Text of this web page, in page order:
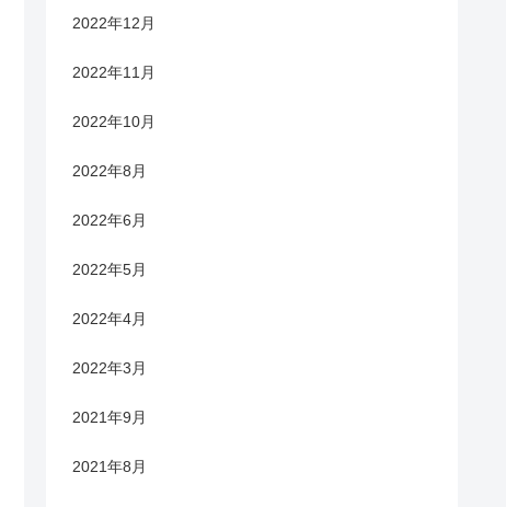
2022年12月
2022年11月
2022年10月
2022年8月
2022年6月
2022年5月
2022年4月
2022年3月
2021年9月
2021年8月